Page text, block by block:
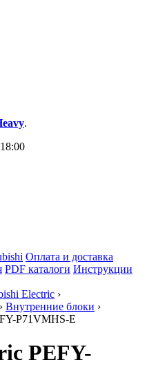
.
Оплата и доставка
PDF каталоги Инструкции
Electric ›
› Внутренние блоки ›
P71VMHS-E
PEFY-